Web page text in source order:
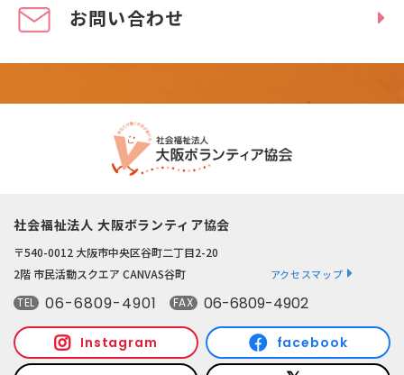
お問い合わせ
社会福祉法人 大阪ボランティア協会
〒540-0012 大阪市中央区谷町二丁目2-20
2階 市民活動スクエア CANVAS谷町
アクセスマップ
TEL 06-6809-4901 FAX 06-6809-4902
Instagram facebook